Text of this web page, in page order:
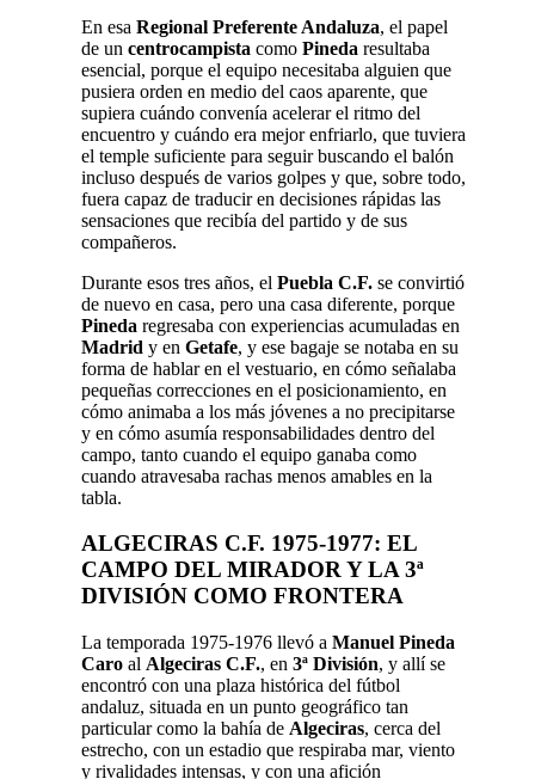
En esa Regional Preferente Andaluza, el papel
de un centrocampista como Pineda resultaba
esencial, porque el equipo necesitaba alguien que
pusiera orden en medio del caos aparente, que
supiera cuándo convenía acelerar el ritmo del
encuentro y cuándo era mejor enfriarlo, que tuviera
el temple suficiente para seguir buscando el balón
incluso después de varios golpes y que, sobre todo,
fuera capaz de traducir en decisiones rápidas las
sensaciones que recibía del partido y de sus
compañeros.
Durante esos tres años, el Puebla C.F. se convirtió
de nuevo en casa, pero una casa diferente, porque
Pineda regresaba con experiencias acumuladas en
Madrid y en Getafe, y ese bagaje se notaba en su
forma de hablar en el vestuario, en cómo señalaba
pequeñas correcciones en el posicionamiento, en
cómo animaba a los más jóvenes a no precipitarse
y en cómo asumía responsabilidades dentro del
campo, tanto cuando el equipo ganaba como
cuando atravesaba rachas menos amables en la
tabla.
ALGECIRAS C.F. 1975-1977: EL
CAMPO DEL MIRADOR Y LA 3ª
DIVISIÓN COMO FRONTERA
La temporada 1975-1976 llevó a Manuel Pineda
Caro al Algeciras C.F., en 3ª División, y allí se
encontró con una plaza histórica del fútbol
andaluz, situada en un punto geográfico tan
particular como la bahía de Algeciras, cerca del
estrecho, con un estadio que respiraba mar, viento
y rivalidades intensas, y con una afición